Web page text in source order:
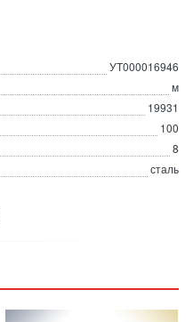
УТ000016946
м
19931
100
8
сталь